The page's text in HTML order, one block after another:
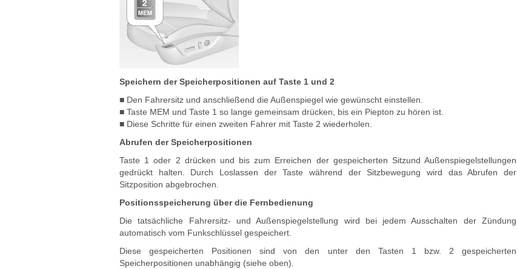
Speichern der Speicherpositionen auf Taste 1 und 2
■ Den Fahrersitz und anschließend die Außenspiegel wie gewünscht einstellen.
■ Taste MEM und Taste 1 so lange gemeinsam drücken, bis ein Piepton zu hören ist.
■ Diese Schritte für einen zweiten Fahrer mit Taste 2 wiederholen.
Abrufen der Speicherpositionen
Taste 1 oder 2 drücken und bis zum Erreichen der gespeicherten Sitzund Außenspiegelstellungen
gedrückt halten. Durch Loslassen der Taste während der Sitzbewegung wird das Abrufen der
Sitzposition abgebrochen.
Positionsspeicherung über die Fernbedienung
Die tatsächliche Fahrersitz- und Außenspiegelstellung wird bei jedem Ausschalten der Zündung
automatisch vom Funkschlüssel gespeichert.
Diese gespeicherten Positionen sind von den unter den Tasten 1 bzw. 2 gespeicherten
Speicherpositionen unabhängig (siehe oben).